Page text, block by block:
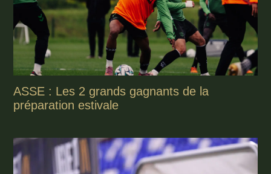
ASSE : Les 2 grands gagnants de la
préparation estivale